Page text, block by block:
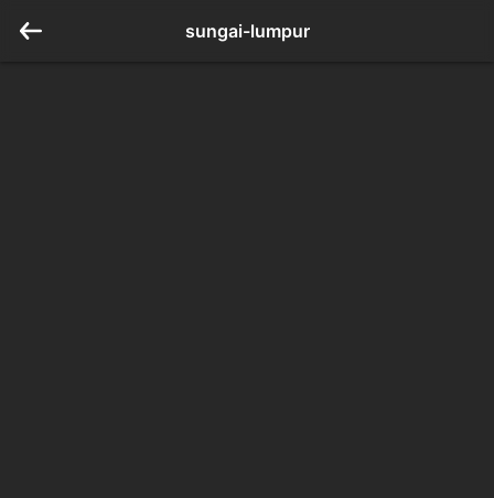
sungai-lumpur